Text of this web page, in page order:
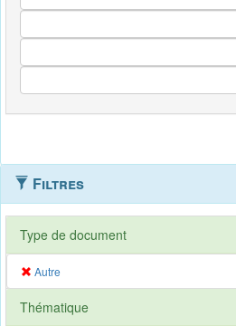
Filtres
Type de document
Autre
Thématique